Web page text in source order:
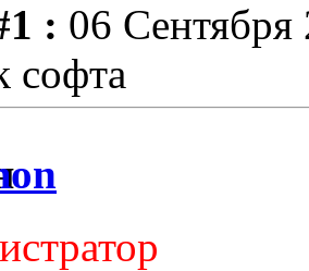
: 06
софта